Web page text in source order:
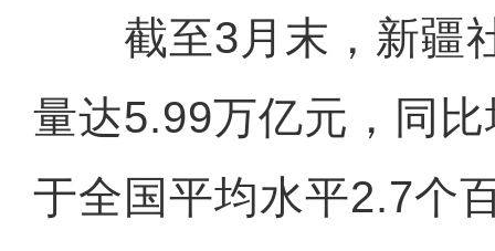
截至3月末，新疆
量达5.99万亿元，同
于全国平均水平2.7个